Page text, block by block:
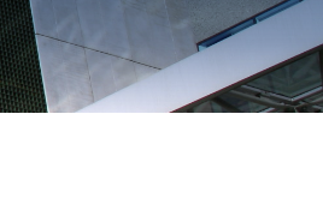
de Qualidade em Pesquisa